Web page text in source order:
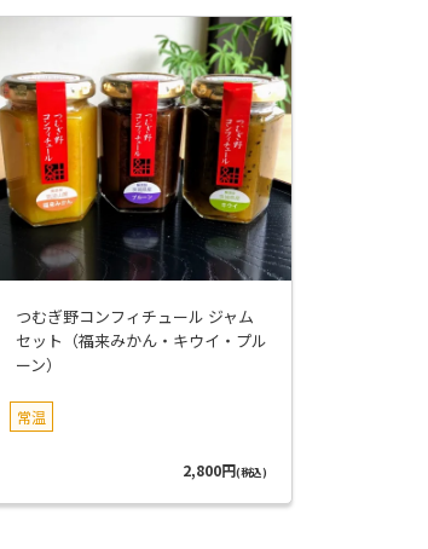
つむぎ野コンフィチュール ジャム
セット（福来みかん・キウイ・プル
ーン）
常温
2,800円(税込)